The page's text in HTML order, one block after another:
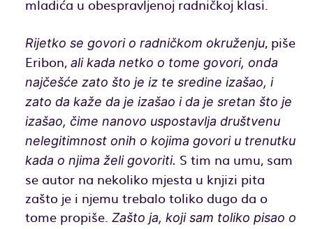
mladića u obespravljenoj radničkoj klasi.
Rijetko se govori o radničkom okruženju, piše
Eribon,ali kada netko o tome govori, onda
najčešće zato što je iz te sredine izašao, i
zato da kaže da je izašao i da je sretan što je
izašao, čime nanovo uspostavlja društvenu
nelegitimnost onih o kojima govori u trenutku
kada o njima želi govoriti. S tim na umu, sam
se autor na nekoliko mjesta u knjizi pita
zašto je i njemu trebalo toliko dugo da o
tome propiše. Zašto ja, koji sam toliko pisao o